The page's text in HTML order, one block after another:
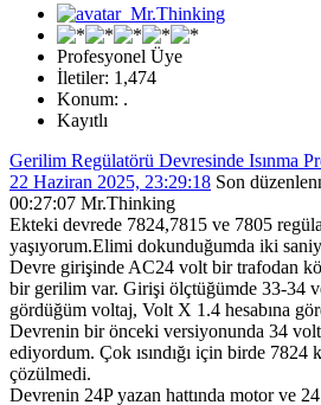
Profesyonel Üye
İletiler: 1,474
Konum: .
Kayıtlı
Gerilim Regülatörü Devresinde Isınma
22 Haziran 2025, 23:29:18 Son
00:27:07 Mr.Thinking
Ekteki devrede 7824,7815 ve 7805
yaşıyorum.Elimi dokunduğumda iki
Devre girişinde AC24 volt bir trafodan
bir gerilim var. Girişi ölçtüğümde 33-34
gördüğüm voltaj, Volt X 1.4 hesabına
Devrenin bir önceki versiyonunda 34
ediyordum. Çok ısındığı için birde 7824
çözülmedi.
Devrenin 24P yazan hattında motor ve